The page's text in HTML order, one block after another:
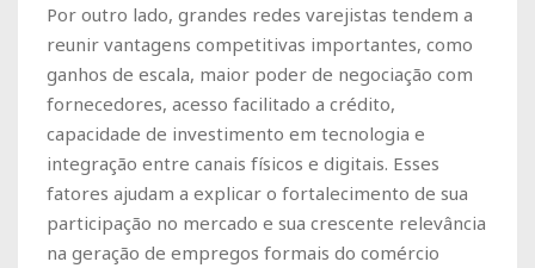
Por outro lado, grandes redes varejistas tendem a
reunir vantagens competitivas importantes, como
ganhos de escala, maior poder de negociação com
fornecedores, acesso facilitado a crédito,
capacidade de investimento em tecnologia e
integração entre canais físicos e digitais. Esses
fatores ajudam a explicar o fortalecimento de sua
participação no mercado e sua crescente relevância
na geração de empregos formais do comércio